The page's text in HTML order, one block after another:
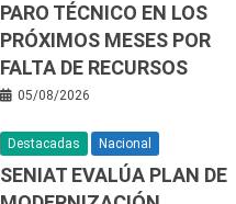
PARO TÉCNICO EN LOS
PRÓXIMOS MESES POR
FALTA DE RECURSOS
05/08/2026
Destacadas Nacional
SENIAT EVALÚA PLAN DE